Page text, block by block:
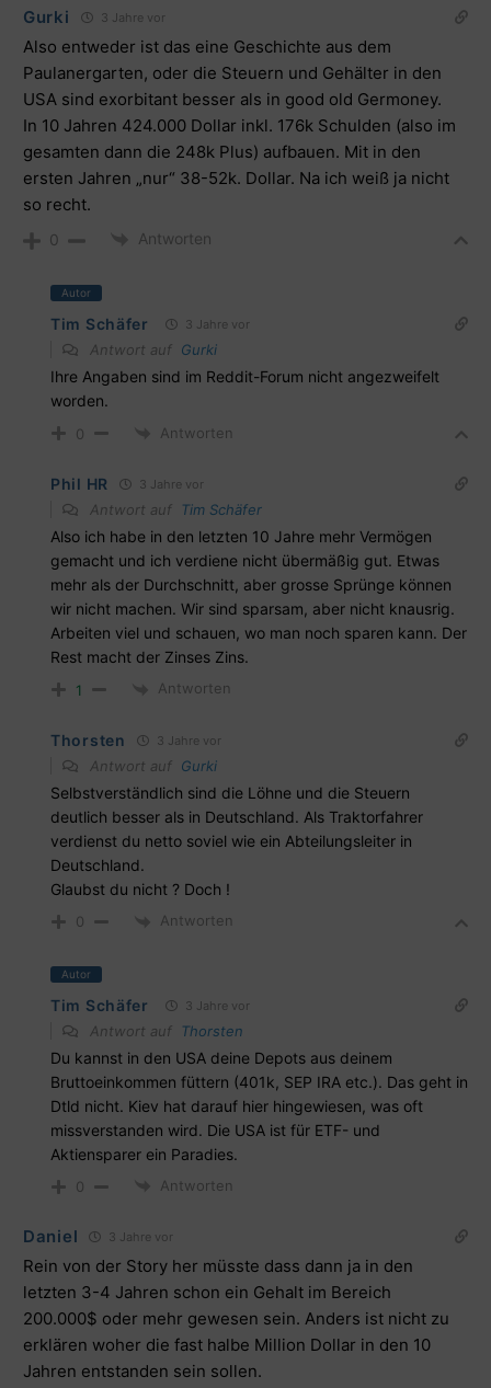
Gurki 3 Jahre vor
Also entweder ist das eine Geschichte aus dem
Paulanergarten, oder die Steuern und Gehälter in den
USA sind exorbitant besser als in good old Germoney.
In 10 Jahren 424.000 Dollar inkl. 176k Schulden (also im
gesamten dann die 248k Plus) aufbauen. Mit in den
ersten Jahren „nur“ 38-52k. Dollar. Na ich weiß ja nicht
so recht.
0 Antworten
Autor
Tim Schäfer 3 Jahre vor
Antwort auf Gurki
Ihre Angaben sind im Reddit-Forum nicht angezweifelt
worden.
0 Antworten
Phil HR 3 Jahre vor
Antwort auf Tim Schäfer
Also ich habe in den letzten 10 Jahre mehr Vermögen
gemacht und ich verdiene nicht übermäßig gut. Etwas
mehr als der Durchschnitt, aber grosse Sprünge können
wir nicht machen. Wir sind sparsam, aber nicht knausrig.
Arbeiten viel und schauen, wo man noch sparen kann. Der
Rest macht der Zinses Zins.
1 Antworten
Thorsten 3 Jahre vor
Antwort auf Gurki
Selbstverständlich sind die Löhne und die Steuern
deutlich besser als in Deutschland. Als Traktorfahrer
verdienst du netto soviel wie ein Abteilungsleiter in
Deutschland.
Glaubst du nicht ? Doch !
0 Antworten
Autor
Tim Schäfer 3 Jahre vor
Antwort auf Thorsten
Du kannst in den USA deine Depots aus deinem
Bruttoeinkommen füttern (401k, SEP IRA etc.). Das geht in
Dtld nicht. Kiev hat darauf hier hingewiesen, was oft
missverstanden wird. Die USA ist für ETF- und
Aktiensparer ein Paradies.
0 Antworten
Daniel 3 Jahre vor
Rein von der Story her müsste dass dann ja in den
letzten 3-4 Jahren schon ein Gehalt im Bereich
200.000$ oder mehr gewesen sein. Anders ist nicht zu
erklären woher die fast halbe Million Dollar in den 10
Jahren entstanden sein sollen.